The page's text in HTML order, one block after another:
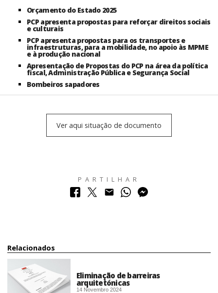
Orçamento do Estado 2025
PCP apresenta propostas para reforçar direitos sociais
e culturais
PCP apresenta propostas para os transportes e
infraestruturas, para a mobilidade, no apoio às MPME
e à produção nacional
Apresentação de Propostas do PCP na área da política
fiscal, Administração Pública e Segurança Social
Bombeiros sapadores
Ver aqui situação de documento
PARTILHAR
Relacionados
Eliminação de barreiras
arquitetónicas
14 Novembro 2024